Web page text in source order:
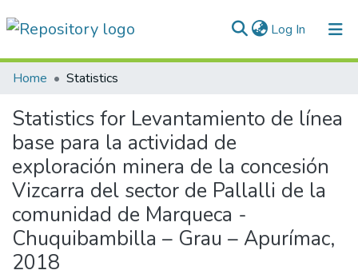
Log In (current)
Communities & Collections
All of DSpace
Normativas
Home Statistics
Statistics for Levantamiento de línea
base para la actividad de
exploración minera de la concesión
Vizcarra del sector de Pallalli de la
comunidad de Marqueca -
Chuquibambilla – Grau – Apurímac,
2018